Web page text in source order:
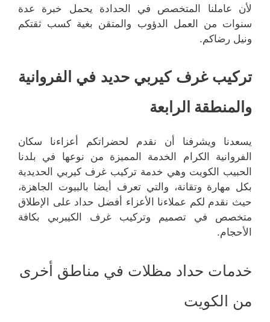
لأن عاملنا المتخصص في الحدادة يحمل خبرة عدة
سنوات من العمل الدؤوب والمتقن بغية كسب ثقتكم
ونيل رضاكم.
تركيب غرف كيربي حديد في الفروانية
والمنطقة الرابعة
يسعدنا ويشرفنا أن نقدم لحضراتكم أعزاءنا سكان
الفروانية الكرام الخدمة المميزة من نوعها في بلدنا
الحبيب الكويت وهي خدمة تركيب غرف كيربي الحديدية
بكل مهارة وتقانة، والتي تعرف أيضا بالبيوت الجاهزة،
حيث نقدم لكم عملاءنا الأعزاء أفضل حداد على الإطلاق
متخصص في تصميم وتركيب غرف الكيبربي بكافة
الأحجام.
خدمات حداد مظلات في مناطق أخرى
من الكويت